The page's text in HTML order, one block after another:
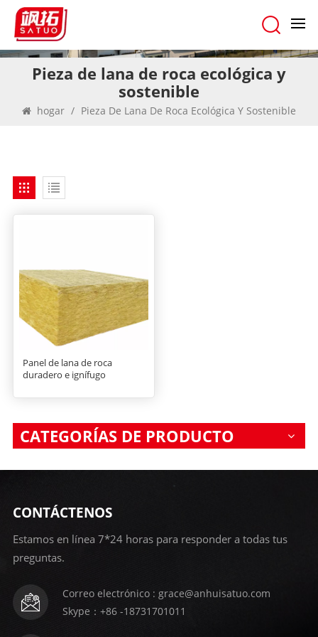
Pieza de lana de roca ecológica y
sostenible
hogar / Pieza De Lana De Roca Ecológica Y Sostenible
Panel de lana de roca
duradero e ignífugo
CATEGORÍAS DE PRODUCTO
CONTÁCTENOS
Estamos en línea 7*24 horas para responder a todas tus
preguntas.
Correo electrónico : grace@anhuisatuo.com
Skype：+86 -18731701011